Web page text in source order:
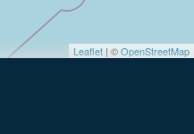
Leaflet | ©OpenStreetMap